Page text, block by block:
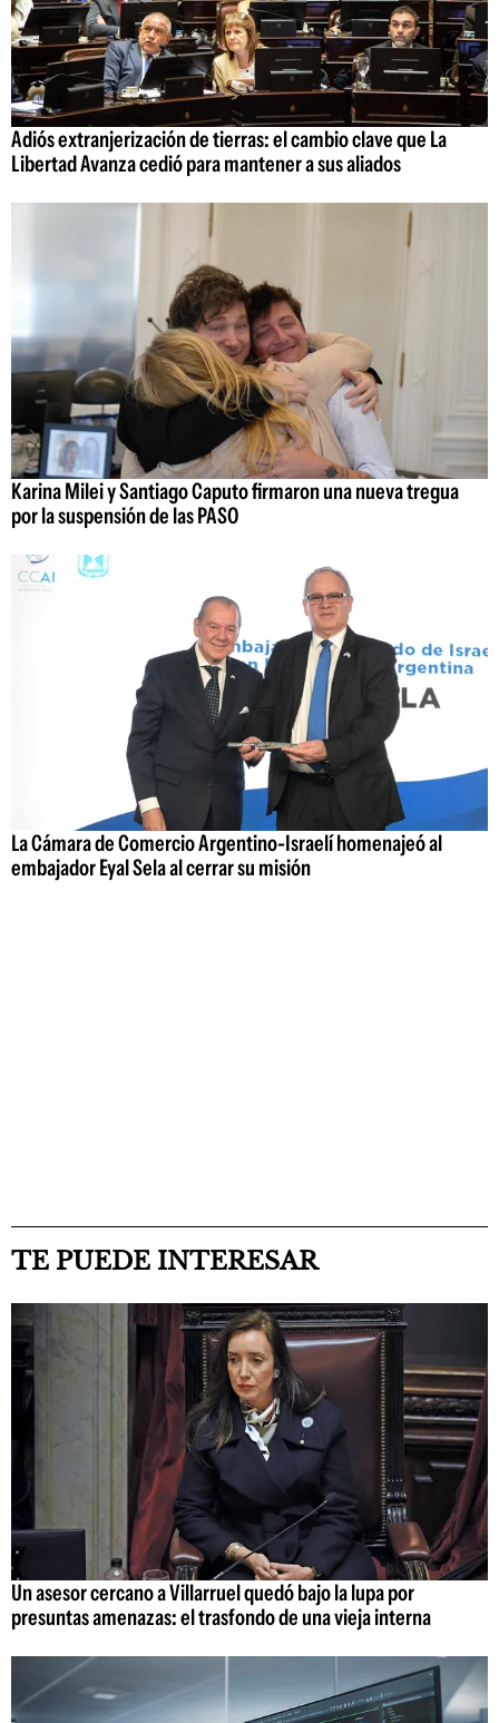
Adiós extranjerización de tierras: el cambio clave que La
Libertad Avanza cedió para mantener a sus aliados
Karina Milei y Santiago Caputo firmaron una nueva tregua
por la suspensión de las PASO
La Cámara de Comercio Argentino-Israelí homenajeó al
embajador Eyal Sela al cerrar su misión
TE PUEDE INTERESAR
Un asesor cercano a Villarruel quedó bajo la lupa por
presuntas amenazas: el trasfondo de una vieja interna